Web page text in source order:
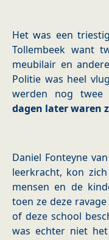
Het was een
Tollembeek want
meubilair en
Politie was heel
werden nog twee
dagen later waren
Daniel Fonteyne
leerkracht, kon
mensen en de
toen ze deze
of deze school
was echter niet